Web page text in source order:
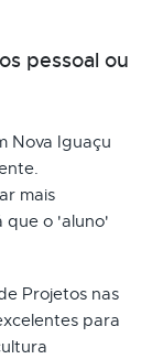
pessoal ou
Nova Iguaçu
mais
que o 'aluno'
Projetos nas
para